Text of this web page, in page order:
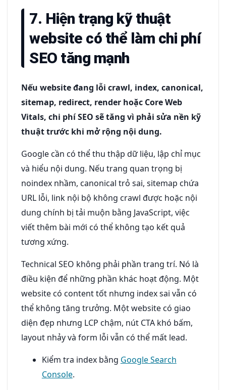
7. Hiện trạng kỹ thuật
website có thể làm chi phí
SEO tăng mạnh
Nếu website đang lỗi crawl, index, canonical,
sitemap, redirect, render hoặc Core Web
Vitals, chi phí SEO sẽ tăng vì phải sửa nền kỹ
thuật trước khi mở rộng nội dung.
Google cần có thể thu thập dữ liệu, lập chỉ mục
và hiểu nội dung. Nếu trang quan trọng bị
noindex nhầm, canonical trỏ sai, sitemap chứa
URL lỗi, link nội bộ không crawl được hoặc nội
dung chính bị tải muộn bằng JavaScript, việc
viết thêm bài mới có thể không tạo kết quả
tương xứng.
Technical SEO không phải phần trang trí. Nó là
điều kiện để những phần khác hoạt động. Một
website có content tốt nhưng index sai vẫn có
thể không tăng trưởng. Một website có giao
diện đẹp nhưng LCP chậm, nút CTA khó bấm,
layout nhảy và form lỗi vẫn có thể mất lead.
Kiểm tra index bằng Google Search
Console.